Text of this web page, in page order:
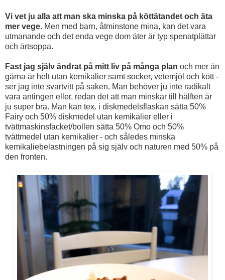
Vi vet ju alla att man ska minska på köttätandet och äta
mer vege. Men med barn, åtminstone mina, kan det vara
utmanande och det enda vege dom äter är typ spenatplättar
och ärtsoppa.
Fast jag själv ändrat på mitt liv på många plan och mer än
gärna är helt utan kemikalier samt socker, vetemjöl och kött -
ser jag inte svartvitt på saken. Man behöver ju inte radikalt
vara antingen eller, redan det att man minskar till hälften är
ju super bra. Man kan tex. i diskmedelsflaskan sätta 50%
Fairy och 50% diskmedel utan kemikalier eller i
tvättmaskinsfacket/bollen sätta 50% Omo och 50%
tvättmedel utan kemikalier - och således minska
kemikaliebelastningen på sig själv och naturen med 50% på
den fronten.